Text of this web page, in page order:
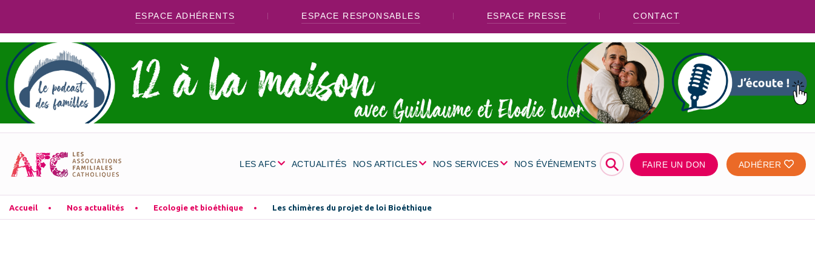
ESPACE ADHÉRENTS ESPACE RESPONSABLES ESPACE PRESSE CONTACT
LES AFC ACTUALITÉS NOS ARTICLES NOS SERVICES NOS ÉVÉNEMENTS ⚲ FAIRE UN DON ADHÉRER
Accueil Nos actualités Ecologie et bioéthique Les chimères du projet de loi Bioéthique